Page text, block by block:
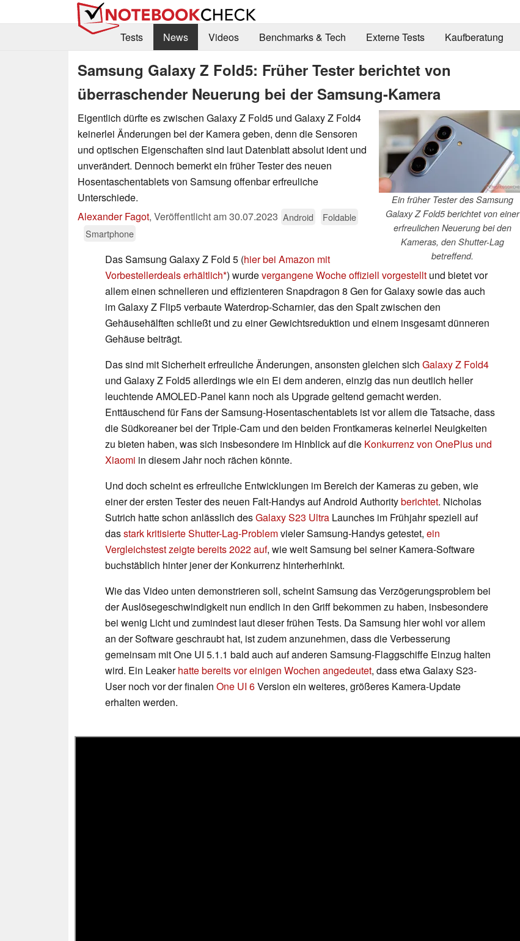
Tests
News Videos Benchmarks & Tech Externe Tests Kaufberatung
Samsung Galaxy Z Fold5: Früher Tester berichtet von
überraschender Neuerung bei der Samsung-Kamera
Ein früher Tester des Samsung
Galaxy Z Fold5 berichtet von einer
erfreulichen Neuerung bei den
Kameras, den Shutter-Lag
betreffend.
Eigentlich dürfte es zwischen Galaxy Z Fold5 und Galaxy Z Fold4
keinerlei Änderungen bei der Kamera geben, denn die Sensoren
und optischen Eigenschaften sind laut Datenblatt absolut ident und
unverändert. Dennoch bemerkt ein früher Tester des neuen
Hosentaschentablets von Samsung offenbar erfreuliche
Unterschiede.
Alexander Fagot, Veröffentlicht am30.07.2023 Android
Foldable
Smartphone
Das Samsung Galaxy Z Fold 5 (hier bei Amazon mit
Vorbestellerdeals erhältlich ) wurdevergangene Woche offiziell vorgestellt und bietet vor
allem einen schnelleren und effizienteren Snapdragon 8 Gen for Galaxy sowie das auch
im Galaxy Z Flip5 verbaute Waterdrop-Scharnier, das den Spalt zwischen den
Gehäusehälften schließt und zu einer Gewichtsreduktion und einem insgesamt dünneren
Gehäuse beiträgt.
Das sind mit Sicherheit erfreuliche Änderungen, ansonsten gleichen sich Galaxy Z Fold4
und Galaxy Z Fold5 allerdings wie ein Ei dem anderen, einzig das nun deutlich heller
leuchtende AMOLED-Panel kann noch als Upgrade geltend gemacht werden.
Enttäuschend für Fans der Samsung-Hosentaschentablets ist vor allem die Tatsache, dass
die Südkoreaner bei der Triple-Cam und den beiden Frontkameras keinerlei Neuigkeiten
zu bieten haben, was sich insbesondere im Hinblick auf die Konkurrenz von OnePlus und
Xiaomi in diesem Jahr noch rächen könnte.
Und doch scheint es erfreuliche Entwicklungen im Bereich der Kameras zu geben, wie
einer der ersten Tester des neuen Falt-Handys auf Android Authorityberichtet. Nicholas
Sutrich hatte schon anlässlich desGalaxy S23 Ultra Launches im Frühjahr speziell auf
dasstark kritisierte Shutter-Lag-Problemvieler Samsung-Handys getestet, ein
Vergleichstest zeigte bereits 2022 auf, wie weit Samsung bei seiner Kamera-Software
buchstäblich hinter jener der Konkurrenz hinterherhinkt.
Wie das Video unten demonstrieren soll, scheint Samsung das Verzögerungsproblem bei
der Auslösegeschwindigkeit nun endlich in den Griff bekommen zu haben, insbesondere
bei wenig Licht und zumindest laut dieser frühen Tests. Da Samsung hier wohl vor allem
an der Software geschraubt hat, ist zudem anzunehmen, dass die Verbesserung
gemeinsam mit One UI 5.1.1 bald auch auf anderen Samsung-Flaggschiffe Einzug halten
wird. Ein Leakerhatte bereits vor einigen Wochen angedeutet, dass etwa Galaxy S23-
User noch vor der finalen One UI 6Version ein weiteres, größeres Kamera-Update
erhalten werden.